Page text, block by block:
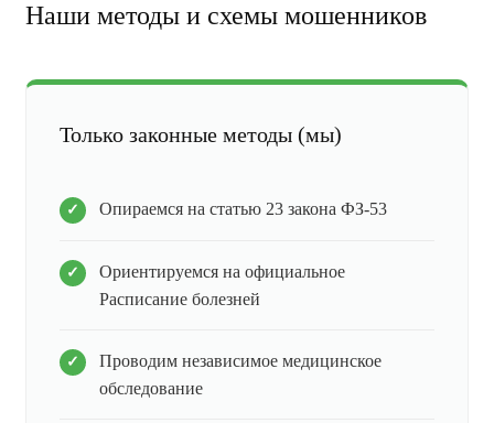
Наши методы и схемы мошенников
Только законные методы (мы)
Опираемся на статью 23 закона ФЗ-53
Ориентируемся на официальное
Расписание болезней
Проводим независимое медицинское
обследование